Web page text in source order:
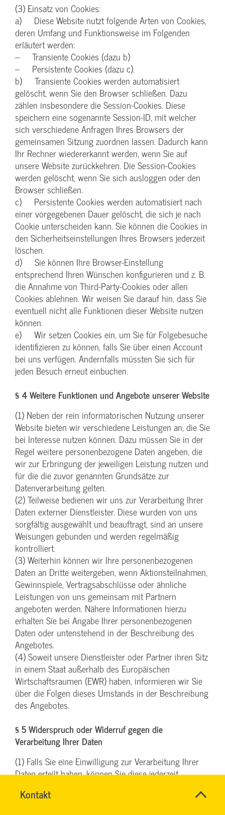
Kontakt
TEAM
Name*
(3) Einsatz von Cookies:
a) Diese Website nutzt folgende Arten von Cookies,
deren Umfang und Funktionsweise im Folgenden
erläutert werden:
– Transiente Cookies (dazu b)
– Persistente Cookies (dazu c).
b) Transiente Cookies werden automatisiert
gelöscht, wenn Sie den Browser schließen. Dazu
zählen insbesondere die Session-Cookies. Diese
speichern eine sogenannte Session-ID, mit welcher
sich verschiedene Anfragen Ihres Browsers der
gemeinsamen Sitzung zuordnen lassen. Dadurch kann
Ihr Rechner wiedererkannt werden, wenn Sie auf
unsere Website zurückkehren. Die Session-Cookies
werden gelöscht, wenn Sie sich ausloggen oder den
Browser schließen.
c) Persistente Cookies werden automatisiert nach
einer vorgegebenen Dauer gelöscht, die sich je nach
Cookie unterscheiden kann. Sie können die Cookies in
den Sicherheitseinstellungen Ihres Browsers jederzeit
löschen.
d) Sie können Ihre Browser-Einstellung
entsprechend Ihren Wünschen konfigurieren und z. B.
die Annahme von Third-Party-Cookies oder allen
Cookies ablehnen. Wir weisen Sie darauf hin, dass Sie
eventuell nicht alle Funktionen dieser Website nutzen
können.
e) Wir setzen Cookies ein, um Sie für Folgebesuche
identifizieren zu können, falls Sie über einen Account
bei uns verfügen. Andernfalls müssten Sie sich für
jeden Besuch erneut einbuchen.
§ 4 Weitere Funktionen und Angebote unserer Website
(1) Neben der rein informatorischen Nutzung unserer
Website bieten wir verschiedene Leistungen an, die Sie
bei Interesse nutzen können. Dazu müssen Sie in der
Regel weitere personenbezogene Daten angeben, die
wir zur Erbringung der jeweiligen Leistung nutzen und
für die die zuvor genannten Grundsätze zur
Datenverarbeitung gelten.
(2) Teilweise bedienen wir uns zur Verarbeitung Ihrer
Daten externer Dienstleister. Diese wurden von uns
sorgfältig ausgewählt und beauftragt, sind an unsere
Weisungen gebunden und werden regelmäßig
kontrolliert.
(3) Weiterhin können wir Ihre personenbezogenen
Daten an Dritte weitergeben, wenn Aktionsteilnahmen,
Gewinnspiele, Vertragsabschlüsse oder ähnliche
Leistungen von uns gemeinsam mit Partnern
angeboten werden. Nähere Informationen hierzu
erhalten Sie bei Angabe Ihrer personenbezogenen
Daten oder untenstehend in der Beschreibung des
Angebotes.
(4) Soweit unsere Dienstleister oder Partner ihren Sitz
in einem Staat außerhalb des Europäischen
Wirtschaftsraumen (EWR) haben, informieren wir Sie
über die Folgen dieses Umstands in der Beschreibung
des Angebotes.
§ 5 Widerspruch oder Widerruf gegen die
Verarbeitung Ihrer Daten
(1) Falls Sie eine Einwilligung zur Verarbeitung Ihrer
Daten erteilt haben, können Sie diese jederzeit
Zulässigkeit der Verarbeitung Ihrer